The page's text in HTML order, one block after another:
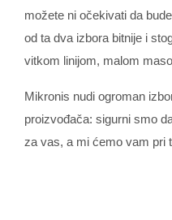
možete ni očekivati da
od ta dva izbora bitnije i
vitkom linijom, malom
Mikronis nudi ogroman
proizvođača: sigurni smo
za vas, a mi ćemo vam pri